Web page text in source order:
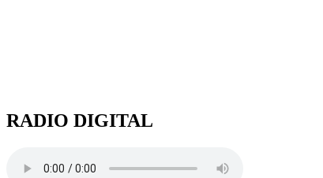
RADIO DIGITAL